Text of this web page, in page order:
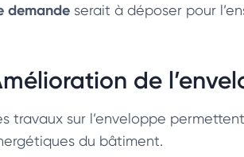
demande serait à déposer pour
de
travaux sur l’enveloppe
du bâtiment.